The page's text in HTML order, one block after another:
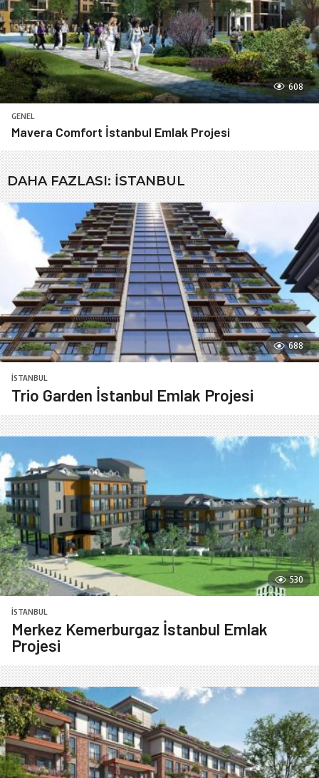
608
GENEL
Mavera Comfort İstanbul Emlak Projesi
DAHA FAZLASI:İSTANBUL
688
İSTANBUL
Trio Garden İstanbul Emlak Projesi
530
İSTANBUL
Merkez Kemerburgaz İstanbul Emlak
Projesi